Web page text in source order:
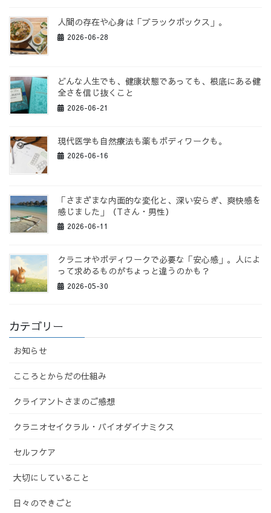
人間の存在や心身は「ブラックボックス」。
2026-06-28
どんな人生でも、健康状態であっても、根底にある健
全さを信じ抜くこと
2026-06-21
現代医学も自然療法も薬もボディワークも。
2026-06-16
「さまざまな内面的な変化と、深い安らぎ、爽快感を
感じました」（Tさん・男性）
2026-06-11
クラニオやボディワークで必要な「安心感」。人によ
って求めるものがちょっと違うのかも？
2026-05-30
カテゴリー
お知らせ
こころとからだの仕組み
クライアントさまのご感想
クラニオセイクラル・バイオダイナミクス
セルフケア
大切にしていること
日々のできごと